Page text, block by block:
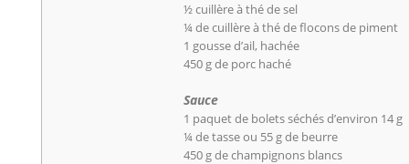
½ cuillère à thé de sel
¼ de cuillère à thé de flocons de piment
1 gousse d’ail, hachée
450 g de porc haché
Sauce
1 paquet de bolets séchés d’environ 14 g
¼ de tasse ou 55 g de beurre
450 g de champignons blancs